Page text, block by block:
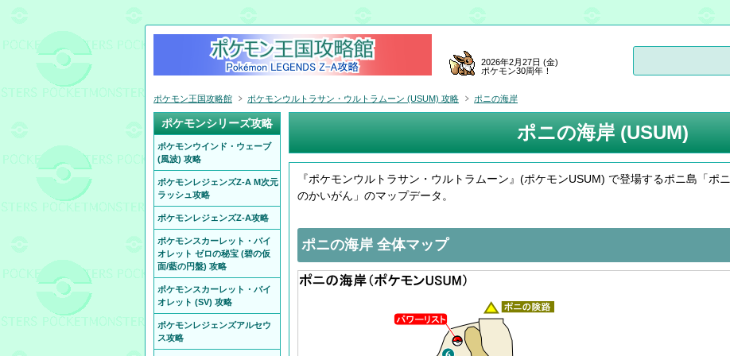
ポニの海岸 (USUM)
『ポケモンウルトラサン・ウルトラムーン』(ポケモンUSUM) で登場するポニ島「ポニ
のかいがん」のマップデータ。
ポニの海岸 全体マップ
2026年2月27日 (金)
ポケモン30周年！
ポケモン王国攻略館 ポケモンウルトラサン・ウルトラムーン (USUM) 攻略 ポニの海岸
ポケモンシリーズ攻略
ポケモンウインド・ウェーブ
(風波) 攻略
ポケモンレジェンズZ-A M次元
ラッシュ攻略
ポケモンレジェンズZ-A攻略
ポケモンスカーレット・バイ
オレット ゼロの秘宝 (碧の仮
面/藍の円盤) 攻略
ポケモンスカーレット・バイ
オレット (SV) 攻略
ポケモンレジェンズアルセウ
ス攻略